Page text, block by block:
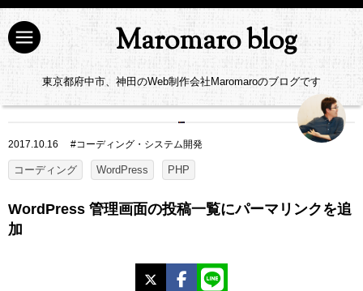
Maromaro blog
東京都府中市、神田のWeb制作会社Maromaroのブログです
2017.10.16 #コーディング・システム開発
コーディング WordPress PHP
WordPress 管理画面の投稿一覧にパーマリンクを追
加
Facebook